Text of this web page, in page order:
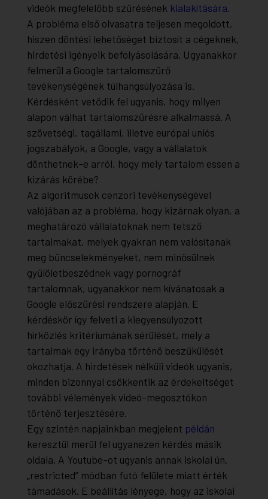
videók megfelelőbb szűrésének kialakítására.
A probléma első olvasatra teljesen megoldott,
hiszen döntési lehetőséget biztosít a cégeknek,
hirdetési igényeik befolyásolására. Ugyanakkor
felmerül a Google tartalomszűrő
tevékenységének túlhangsúlyozása is.
Kérdésként vetődik fel ugyanis, hogy milyen
alapon válhat tartalomszűrésre alkalmassá. A
szövetségi, tagállami, illetve európai uniós
jogszabályok, a Google, vagy a vállalatok
dönthetnek-e arról, hogy mely tartalom essen a
kizárás körébe?
Az algoritmusok cenzori tevékenységével
valójában az a probléma, hogy kizárnak olyan, a
meghatározó vállalatoknak nem tetsző
tartalmakat, melyek gyakran nem valósítanak
meg bűncselekményeket, nem minősülnek
gyűlöletbeszédnek vagy pornográf
tartalomnak, ugyanakkor nem kívánatosak a
Google előszűrési rendszere alapján. E
kérdéskör így felveti a kiegyensúlyozott
hírközlés kritériumának sérülését, mely a
tartalmak egy irányba történő beszűkülését
okozhatja. A hirdetések nélküli videók ugyanis,
minden bizonnyal csökkentik az érdekeltséget
további vélemények videó-megosztókon
történő terjesztésére.
Egy szintén napjainkban megjelent példán
keresztül merül fel ugyanezen kérdés másik
oldala. A Youtube-ot ugyanis annak iskolai ún.
„restricted” módban futó felülete miatt érték
támadások. E beállítás lényege, hogy az iskolai